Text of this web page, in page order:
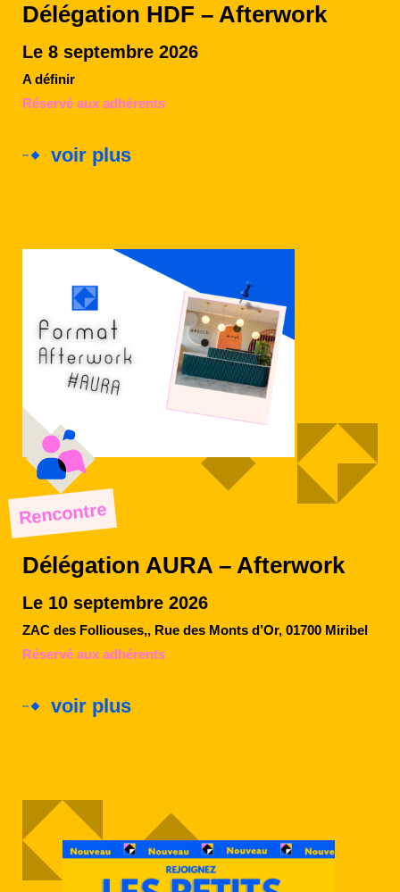
Délégation HDF – Afterwork
Le 8 septembre 2026
A définir
Réservé aux adhérents
voir plus
Rencontre
Délégation AURA – Afterwork
Le 10 septembre 2026
ZAC des Folliouses,, Rue des Monts d’Or, 01700 Miribel
Réservé aux adhérents
voir plus